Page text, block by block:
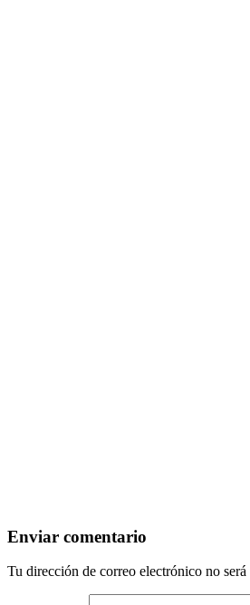
Enviar comentario
Tu dirección de correo electrónico no será